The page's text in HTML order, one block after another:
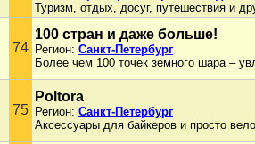
Туризм, отдых, досуг, путешествия и
74
100 стран и даже больше!
Регион: Санкт-Петербург
Более чем 100 точек земного шара –
75
Poltora
Регион: Санкт-Петербург
Аксессуары для байкеров и просто